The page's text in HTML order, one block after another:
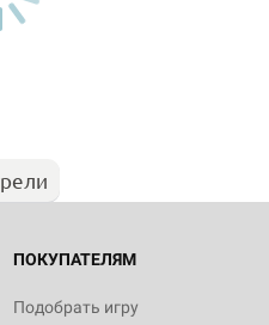
ПОКУПАТЕЛЯМ
Подобрать игру